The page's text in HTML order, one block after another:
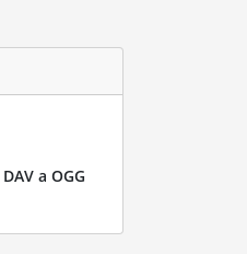
DAV a OGG